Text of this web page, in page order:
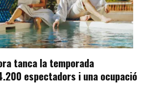
tanca la temporada
espectadors i una ocupació